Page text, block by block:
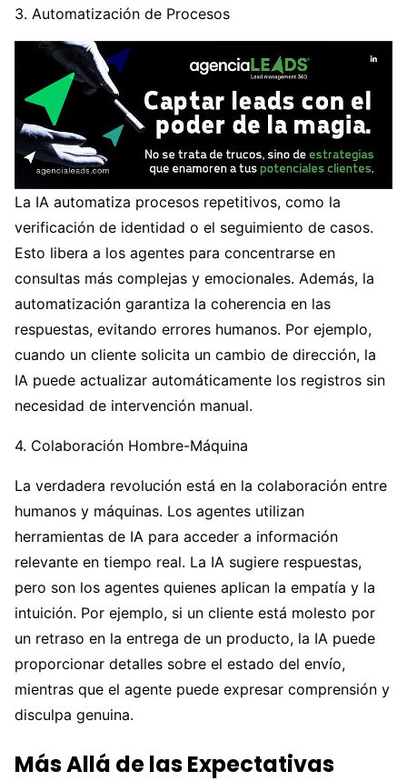
3. Automatización de Procesos
La IA automatiza procesos repetitivos, como la
verificación de identidad o el seguimiento de casos.
Esto libera a los agentes para concentrarse en
consultas más complejas y emocionales. Además, la
automatización garantiza la coherencia en las
respuestas, evitando errores humanos. Por ejemplo,
cuando un cliente solicita un cambio de dirección, la
IA puede actualizar automáticamente los registros sin
necesidad de intervención manual.
4. Colaboración Hombre-Máquina
La verdadera revolución está en la colaboración entre
humanos y máquinas. Los agentes utilizan
herramientas de IA para acceder a información
relevante en tiempo real. La IA sugiere respuestas,
pero son los agentes quienes aplican la empatía y la
intuición. Por ejemplo, si un cliente está molesto por
un retraso en la entrega de un producto, la IA puede
proporcionar detalles sobre el estado del envío,
mientras que el agente puede expresar comprensión y
disculpa genuina.
Más Allá de las Expectativas